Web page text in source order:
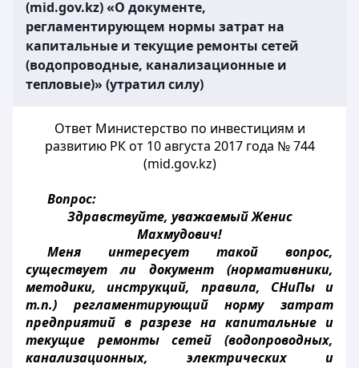
(mid.gov.kz) «О документе,
регламентирующем нормы затрат на
капитальные и текущие ремонты сетей
(водопроводные, канализационные и
тепловые)» (утратил силу)
Ответ Министерство по инвестициям и
развитию РК от 10 августа 2017 года № 744
(mid.gov.kz)
Вопрос:
Здравствуйте, уважаемый Женис
Махмудович!
Меня интересует такой вопрос,
существует ли документ (нормативники,
методики, инструкций, правила, СНиПы и
т.п.) регламентирующий норму затрат
предприятий в разрезе на капитальные и
текущие ремонты сетей (водопроводных,
канализационных, электрических и